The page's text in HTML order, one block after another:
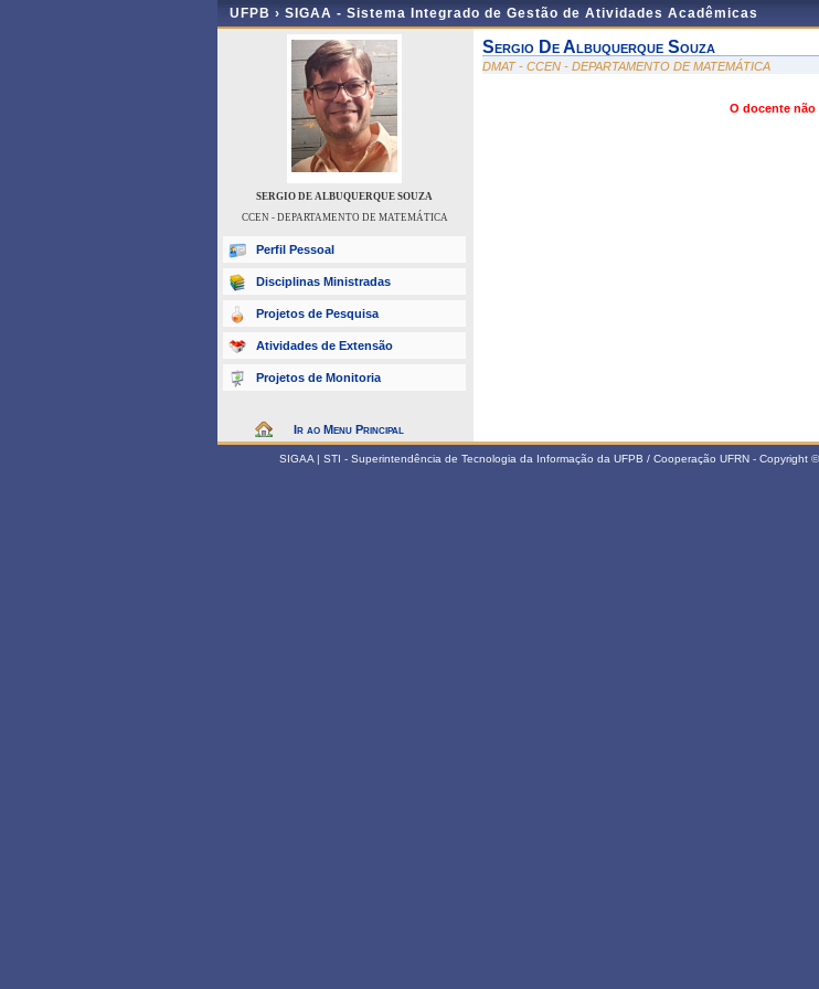
UFPB › SIGAA - Sistema Integrado de Gestão de Atividades Acadêmicas
SERGIO DE ALBUQUERQUE SOUZA
CCEN - DEPARTAMENTO DE MATEMÁTICA
Perfil Pessoal
Disciplinas Ministradas
Projetos de Pesquisa
Atividades de Extensão
Projetos de Monitoria
Ir ao Menu Principal
Sergio De Albuquerque Souza
DMAT - CCEN - DEPARTAMENTO DE MATEMÁTICA
O docente
SIGAA | STI - Superintendência de Tecnologia da Informação da UFPB / Cooperação UFRN -